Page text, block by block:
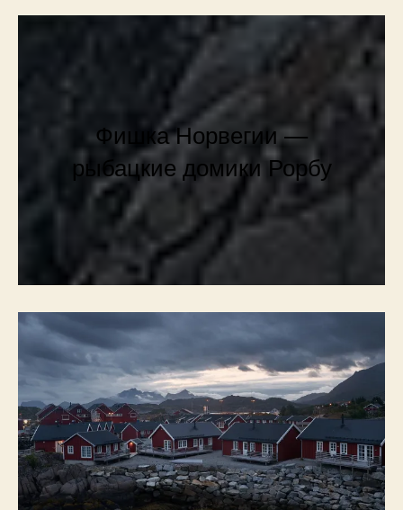
Фишка Норвегии —
рыбацкие домики Рорбу